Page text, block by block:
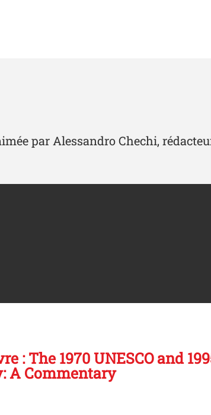
par Alessandro Chechi,
: The 1970 UNESCO and
A Commentary